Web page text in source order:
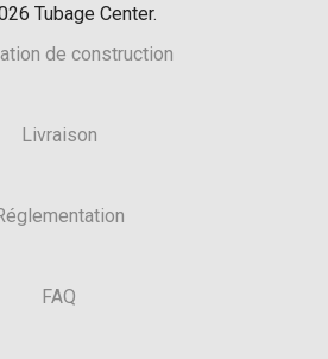
Tubage Center.
de construction
Livraison
FAQ